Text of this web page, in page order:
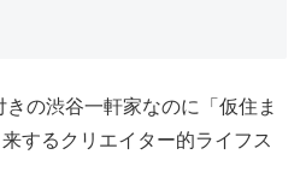
の渋谷一軒家なのに「仮住ま
するクリエイター的ライフス